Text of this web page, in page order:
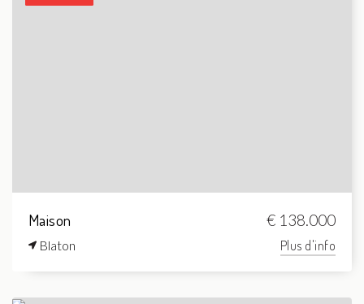
Maison € 138.000
Blaton Plus d'info